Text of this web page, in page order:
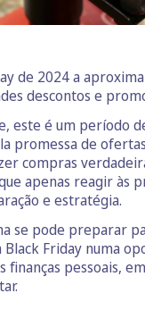
de 2024 a
descontos e
este é um período
promessa de
compras
apenas reagir às
e estratégia.
se pode preparar
Friday numa
finanças pessoais,